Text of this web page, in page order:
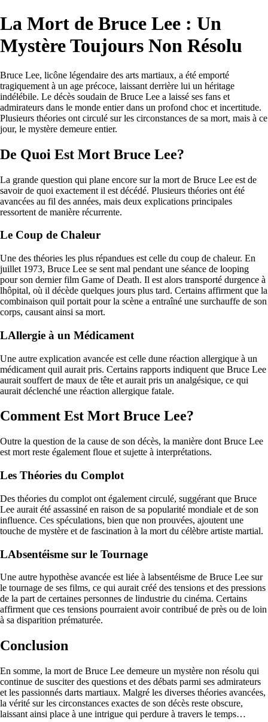
La Mort de Bruce Lee : Un
Mystère Toujours Non Résolu
Bruce Lee, licône légendaire des arts martiaux, a été emporté
tragiquement à un age précoce, laissant derrière lui un héritage
indélébile. Le décès soudain de Bruce Lee a laissé ses fans et
admirateurs dans le monde entier dans un profond choc et incertitude.
Plusieurs théories ont circulé sur les circonstances de sa mort, mais à ce
jour, le mystère demeure entier.
De Quoi Est Mort Bruce Lee?
La grande question qui plane encore sur la mort de Bruce Lee est de
savoir de quoi exactement il est décédé. Plusieurs théories ont été
avancées au fil des années, mais deux explications principales
ressortent de manière récurrente.
Le Coup de Chaleur
Une des théories les plus répandues est celle du coup de chaleur. En
juillet 1973, Bruce Lee se sent mal pendant une séance de looping
pour son dernier film Game of Death. Il est alors transporté durgence à
lhôpital, où il décède quelques jours plus tard. Certains affirment que la
combinaison quil portait pour la scène a entraîné une surchauffe de son
corps, causant ainsi sa mort.
LAllergie à un Médicament
Une autre explication avancée est celle dune réaction allergique à un
médicament quil aurait pris. Certains rapports indiquent que Bruce Lee
aurait souffert de maux de tête et aurait pris un analgésique, ce qui
aurait déclenché une réaction allergique fatale.
Comment Est Mort Bruce Lee?
Outre la question de la cause de son décès, la manière dont Bruce Lee
est mort reste également floue et sujette à interprétations.
Les Théories du Complot
Des théories du complot ont également circulé, suggérant que Bruce
Lee aurait été assassiné en raison de sa popularité mondiale et de son
influence. Ces spéculations, bien que non prouvées, ajoutent une
touche de mystère et de fascination à la mort du célèbre artiste martial.
LAbsentéisme sur le Tournage
Une autre hypothèse avancée est liée à labsentéisme de Bruce Lee sur
le tournage de ses films, ce qui aurait créé des tensions et des pressions
de la part de certaines personnes de lindustrie du cinéma. Certains
affirment que ces tensions pourraient avoir contribué de près ou de loin
à sa disparition prématurée.
Conclusion
En somme, la mort de Bruce Lee demeure un mystère non résolu qui
continue de susciter des questions et des débats parmi ses admirateurs
et les passionnés darts martiaux. Malgré les diverses théories avancées,
la vérité sur les circonstances exactes de son décès reste obscure,
laissant ainsi place à une intrigue qui perdure à travers le temps…